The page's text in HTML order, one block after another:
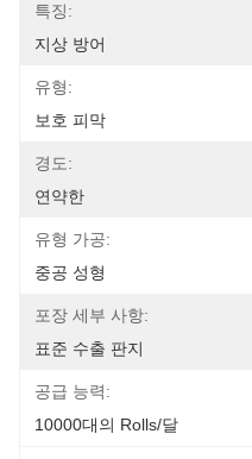
특징:
지상 방어
유형:
보호 피막
경도:
연약한
유형 가공:
중공 성형
포장 세부 사항:
표준 수출 판지
공급 능력:
10000대의 Rolls/달